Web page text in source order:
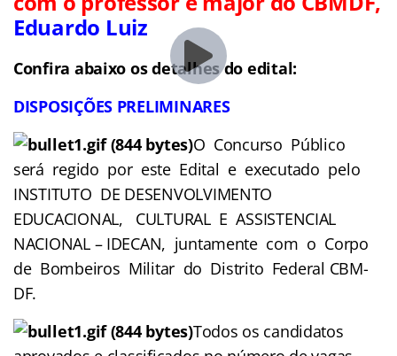
Eduardo Luiz
Confira abaixo os detalhes do edital:
DISPOSIÇÕES PRELIMINARES
O Concurso Público
será regido por este Edital e executado pelo
INSTITUTO DE DESENVOLVIMENTO
EDUCACIONAL, CULTURAL E ASSISTENCIAL
NACIONAL – IDECAN, juntamente com o Corpo
de Bombeiros Militar do Distrito Federal CBM-
DF.
Todos os candidatos